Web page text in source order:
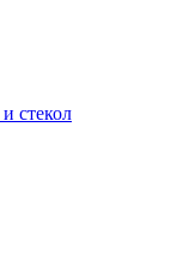
стекол